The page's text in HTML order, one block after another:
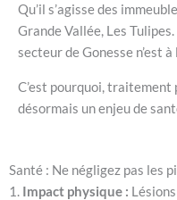
Qu’il s’agisse des
Grande Vallée, Les
secteur de Gonesse n’est à
C’est pourquoi, traitement
désormais un enjeu de
Santé : Ne négligez pas les
1. Impact physique :